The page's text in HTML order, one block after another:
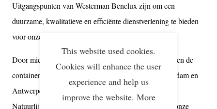
Uitgangspunten van Westerman Benelux zijn om een
duurzame, kwalitatieve en efficiënte dienstverlening te bieden
voor onze klanten.
Door middel van de containerterminal te Hasselt worden de
containerstromen van onze klanten van en naar Rotterdam en
Antwerpen duurzaam en betrouwbaar georganiseerd.
Natuurlijk is deze dienstverlening te combineren met onze
This website used cookies.
Cookies will enhance the user
experience and help us
improve the website. More